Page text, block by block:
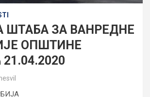
ШТАБА ЗА ВАНРЕДНЕ
ОПШТИНЕ